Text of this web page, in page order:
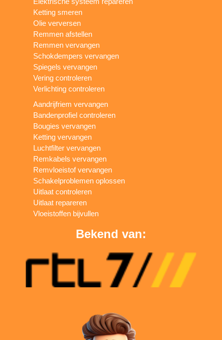
Ketting smeren
Olie verversen
Remmen afstellen
Remmen vervangen
Schokdempers vervangen
Spiegels vervangen
Vering controleren
Verlichting controleren
Aandrijfriem vervangen
Bandenprofiel controleren
Bougies vervangen
Ketting vervangen
Luchtfilter vervangen
Remkabels vervangen
Remvloeistof vervangen
Schakelproblemen oplossen
Uitlaat controleren
Uitlaat repareren
Vloeistoffen bijvullen
Bekend van: